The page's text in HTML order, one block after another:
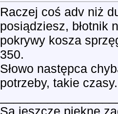
Raczej coś adv niż
posiądziesz, błotnik
pokrywy kosza
350.
Słowo następca
potrzeby, takie czasy.
Są jeszcze piękne